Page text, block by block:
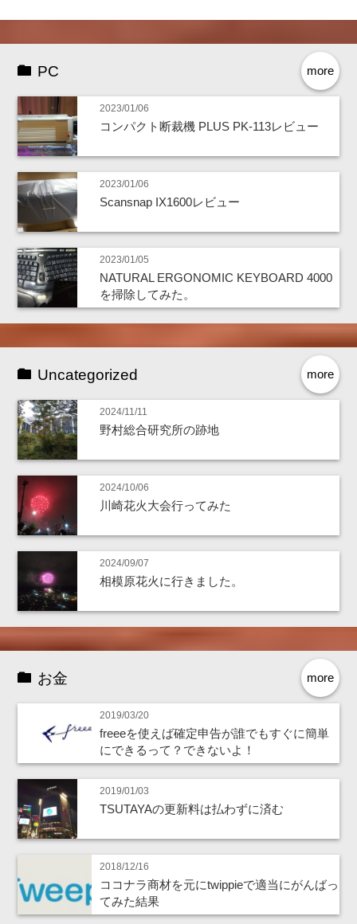
more
PC
2023/01/06
コンパクト断裁機 PLUS PK-113レビュー
2023/01/06
Scansnap IX1600レビュー
2023/01/05
NATURAL ERGONOMIC KEYBOARD 4000
を掃除してみた。
more
Uncategorized
2024/11/11
野村総合研究所の跡地
2024/10/06
川崎花火大会行ってみた
2024/09/07
相模原花火に行きました。
more
お金
2019/03/20
freeeを使えば確定申告が誰でもすぐに簡単
にできるって？できないよ！
2019/01/03
TSUTAYAの更新料は払わずに済む
2018/12/16
ココナラ商材を元にtwippieで適当にがんばっ
てみた結果